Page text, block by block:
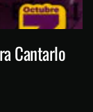
Cantarlo